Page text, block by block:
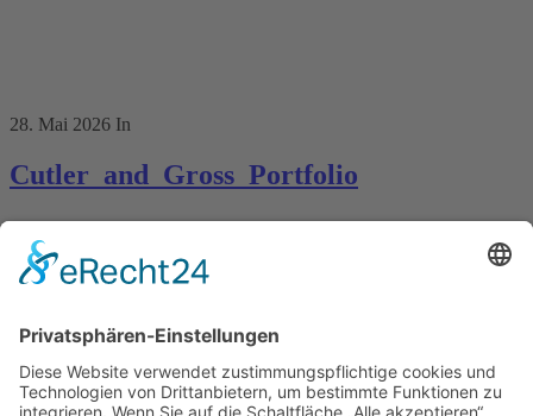
28. Mai 2026 In
Cutler_and_Gross_Portfolio
Kontakt
Königstraße 28
70173 Stuttgart
T: 0711 29 39 20
kontakt@kaestner-stuttgart.de